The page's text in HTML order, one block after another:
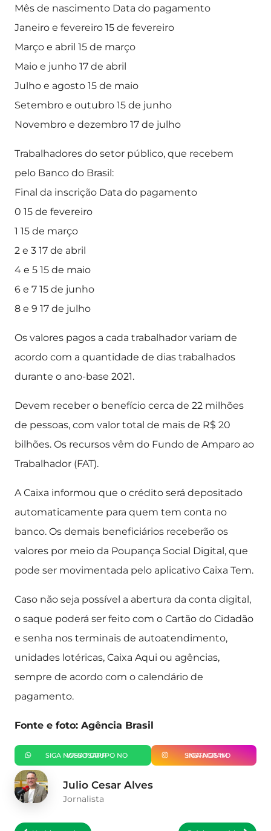
Mês de nascimento Data do pagamento
Janeiro e fevereiro 15 de fevereiro
Março e abril 15 de março
Maio e junho 17 de abril
Julho e agosto 15 de maio
Setembro e outubro 15 de junho
Novembro e dezembro 17 de julho
Trabalhadores do setor público, que recebem
pelo Banco do Brasil:
Final da inscrição Data do pagamento
0 15 de fevereiro
1 15 de março
2 e 3 17 de abril
4 e 5 15 de maio
6 e 7 15 de junho
8 e 9 17 de julho
Os valores pagos a cada trabalhador variam de
acordo com a quantidade de dias trabalhados
durante o ano-base 2021.
Devem receber o benefício cerca de 22 milhões
de pessoas, com valor total de mais de R$ 20
bilhões. Os recursos vêm do Fundo de Amparo ao
Trabalhador (FAT).
A Caixa informou que o crédito será depositado
automaticamente para quem tem conta no
banco. Os demais beneficiários receberão os
valores por meio da Poupança Social Digital, que
pode ser movimentada pelo aplicativo Caixa Tem.
Caso não seja possível a abertura da conta digital,
o saque poderá ser feito com o Cartão do Cidadão
e senha nos terminais de autoatendimento,
unidades lotéricas, Caixa Aqui ou agências,
sempre de acordo com o calendário de
pagamento.
Fonte e foto: Agência Brasil
SIGA NOSSO GRUPO NO WHATSAPP SIGA-NOS NO INSTAGRAM
Julio Cesar Alves
Jornalista